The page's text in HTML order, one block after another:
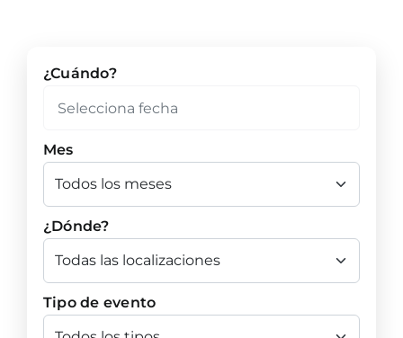
¿Cuándo?
Mes
¿Dónde?
Tipo de evento